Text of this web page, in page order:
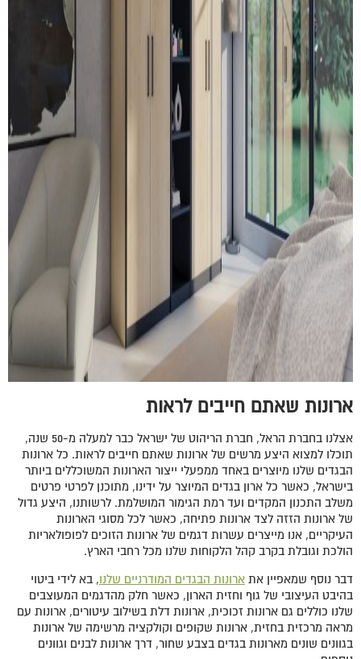
ארונות שאתם חייבים לראות
אצלנו בחברת הראל, חברת הריהוט של ישראל כבר למעלה מ-50 שנה,
תוכלו למצוא היצע מרשים של ארונות שאתם חייבים לראות. כל ארונות
הבגדים שלנו מיוצרים באחד ממפעלי ייצור הארונות המשוכללים ביותר
בישראל, כאשר כל ארון בגדים המיוצר על ידינו, מתוכנן לפרטי פרטים
משלב התכנון המקדים ועד רמת הגימור המושלמת. לרשותנו, היצע גדול
של ארונות הזזה לצד ארונות פתיחה, כאשר לכל מסוגי הארונות
העיקריים, אנו מייצרים עשרות דגמים של ארונות הזוכים לפופולאריות
הולכת וגובלת בקרב קהל הלקוחות שלנו מכל רחבי הארץ.
דבר נוסף שמאפיין את ארונות הבגדים המודרניים שלנו, בא לידי ביטוי
בהיבט העיצובי של גוף וחזית הארון, כאשר חלק מהדגמים המעוצבים
שלנו כוללים גם ארונות זכוכית, ארונות דלת בשילוב עיטורים, ארונות עם
מראה מרכזית בחזית, ארונות שקופים וקולקציה מרשימה של ארונות
בגוונים שונים מארונות בגדים בצבע שחור, דרך ארונות לבנים וגוונים